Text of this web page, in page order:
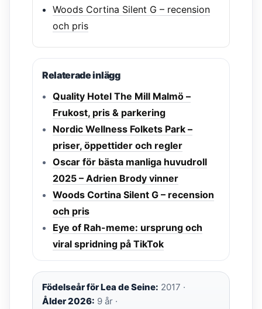
Woods Cortina Silent G – recension
och pris
Relaterade inlägg
Quality Hotel The Mill Malmö –
Frukost, pris & parkering
Nordic Wellness Folkets Park –
priser, öppettider och regler
Oscar för bästa manliga huvudroll
2025 – Adrien Brody vinner
Woods Cortina Silent G – recension
och pris
Eye of Rah-meme: ursprung och
viral spridning på TikTok
Födelseår för Lea de Seine: 2017 ·
Ålder 2026: 9 år ·